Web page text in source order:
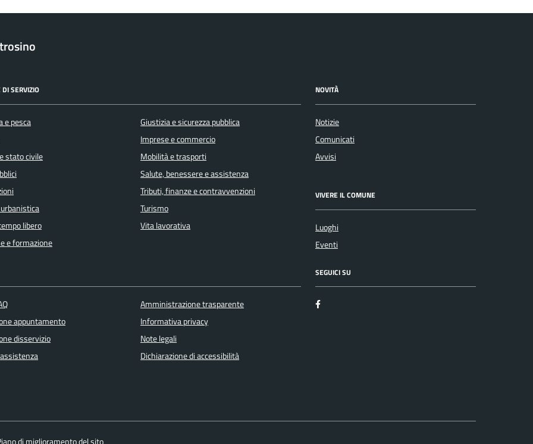
DI SERVIZIO
e pesca
stato civile
libero
e formazione
Giustizia e sicurezza pubblica
Imprese e commercio
Mobilità e trasporti
Salute, benessere e assistenza
Tributi, finanze e contravvenzioni
Turismo
Vita lavorativa
NOVITÀ
Notizie
Comunicati
Avvisi
VIVERE IL COMUNE
Luoghi
Eventi
appuntamento
disservizio
Amministrazione trasparente
Informativa privacy
Note legali
Dichiarazione di accessibilità
SEGUICI SU
Facebook